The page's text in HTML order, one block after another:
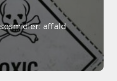
affald